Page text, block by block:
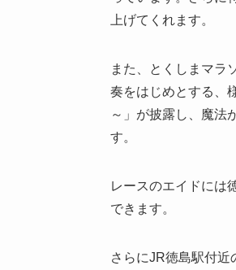
上げてくれます。
また、とくしまマラ
奏をはじめとする、
～」が披露し、魔法
す。
レースのエイドには
できます。
さらにJR徳島駅付